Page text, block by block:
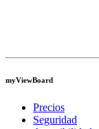
myViewBoard
Precios
Seguridad